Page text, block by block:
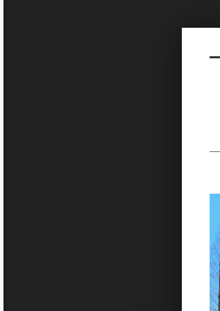
Sketchbook5, 스케치
Sketchbook5, 스케치